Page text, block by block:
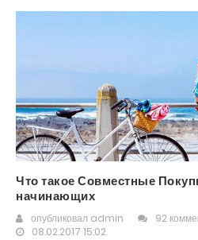
Что такое Совместные
начинающих
опубликовал admin
92
08.02.2017 15:02